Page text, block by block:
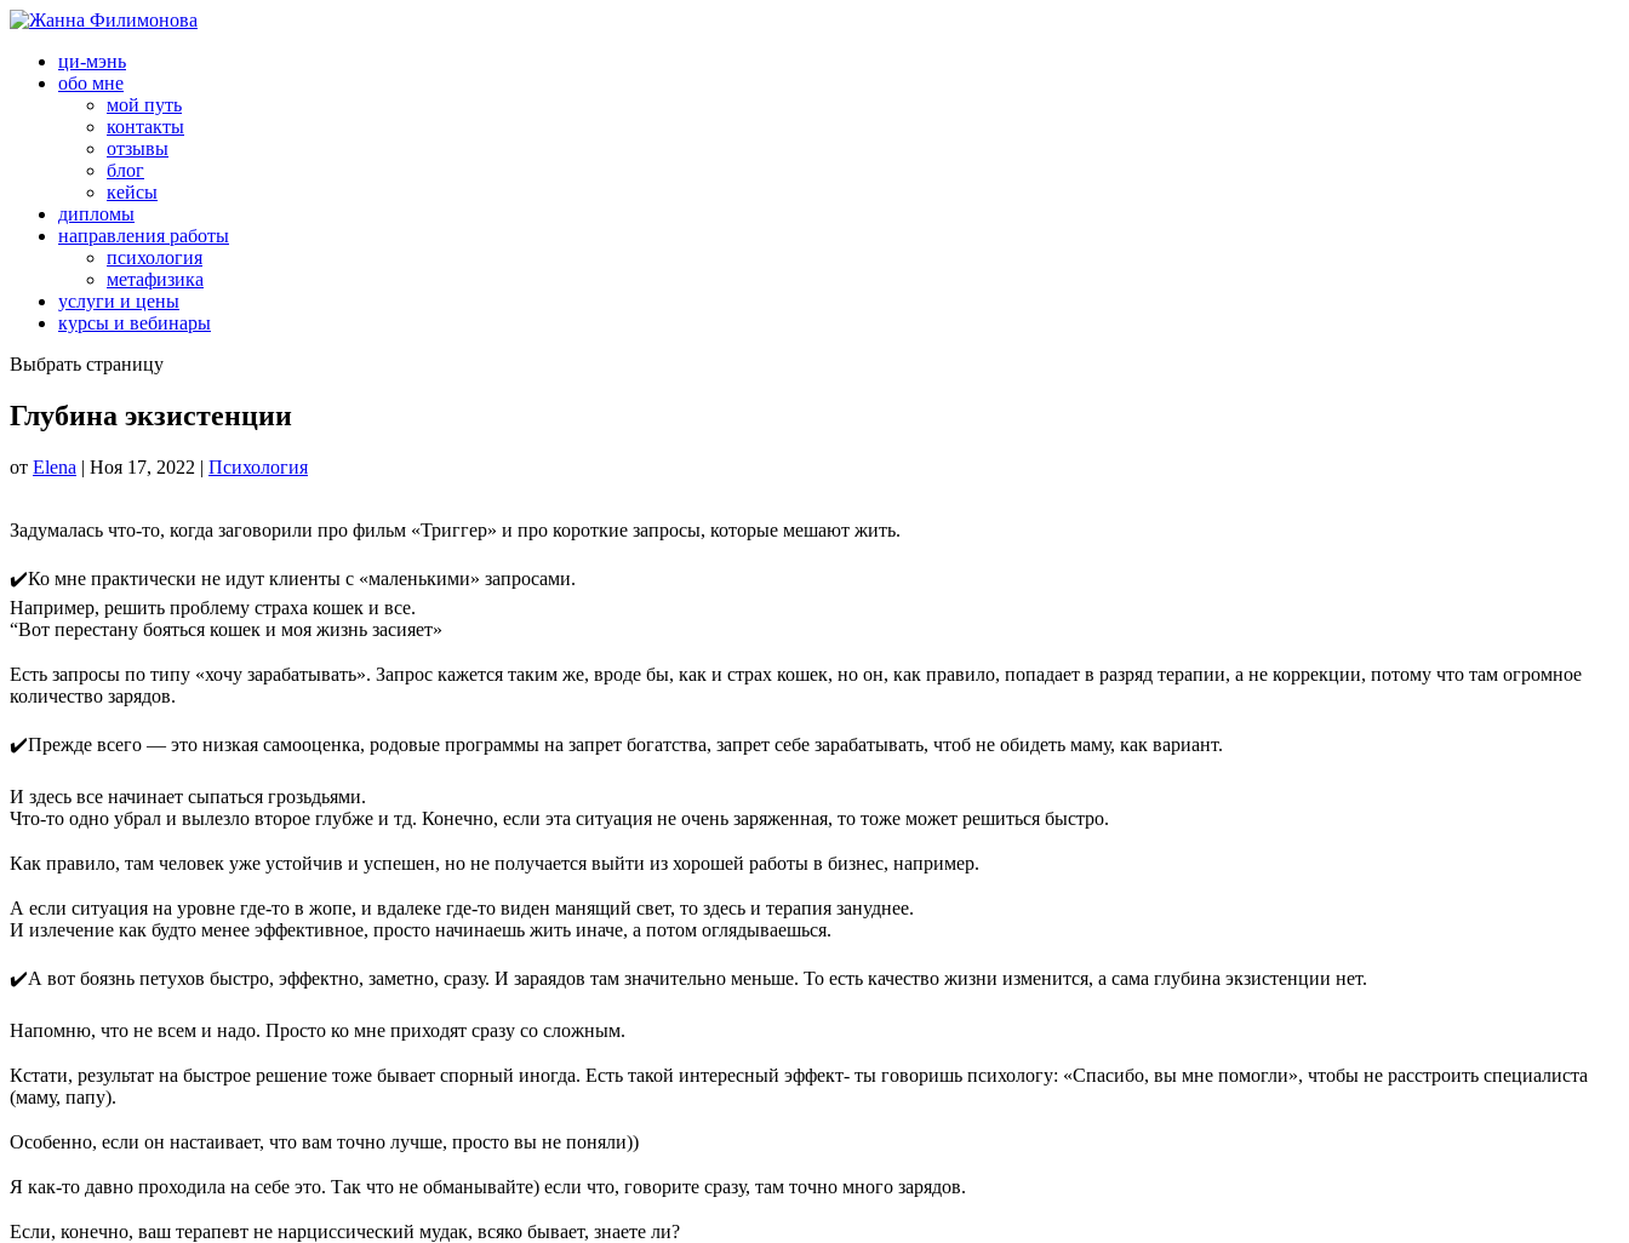
ци-мэнь
обо мне
мой путь
контакты
отзывы
блог
кейсы
дипломы
направления работы
психология
метафизика
услуги и цены
курсы и вебинары
Выбрать страницу
Глубина экзистенции
от Elena | Ноя 17, 2022 | Психология
Задумалась что-то, когда заговорили про фильм «Триггер» и про короткие запросы, которые мешают жить.
✔️Ко мне практически не идут клиенты с «маленькими» запросами.
Например, решить проблему страха кошек и все.
“Вот перестану бояться кошек и моя жизнь засияет»
Есть запросы по типу «хочу зарабатывать». Запрос кажется таким же, вроде бы, как и страх кошек, но он, как правило, попадает в разряд терапии, а не коррекции, потому что там огромное
количество зарядов.
✔️Прежде всего — это низкая самооценка, родовые программы на запрет богатства, запрет себе зарабатывать, чтоб не обидеть маму, как вариант.
И здесь все начинает сыпаться грозьдьями.
Что-то одно убрал и вылезло второе глубже и тд. Конечно, если эта ситуация не очень заряженная, то тоже может решиться быстро.
Как правило, там человек уже устойчив и успешен, но не получается выйти из хорошей работы в бизнес, например.
А если ситуация на уровне где-то в жопе, и вдалеке где-то виден манящий свет, то здесь и терапия зануднее.
И излечение как будто менее эффективное, просто начинаешь жить иначе, а потом оглядываешься.
✔️А вот боязнь петухов быстро, эффектно, заметно, сразу. И зараядов там значительно меньше. То есть качество жизни изменится, а сама глубина экзистенции нет.
Напомню, что не всем и надо. Просто ко мне приходят сразу со сложным.
Кстати, результат на быстрое решение тоже бывает спорный иногда. Есть такой интересный эффект- ты говоришь психологу: «Спасибо, вы мне помогли», чтобы не расстроить специалиста
(маму, папу).
Особенно, если он настаивает, что вам точно лучше, просто вы не поняли))
Я как-то давно проходила на себе это. Так что не обманывайте) если что, говорите сразу, там точно много зарядов.
Если, конечно, ваш терапевт не нарциссический мудак, всяко бывает, знаете ли?